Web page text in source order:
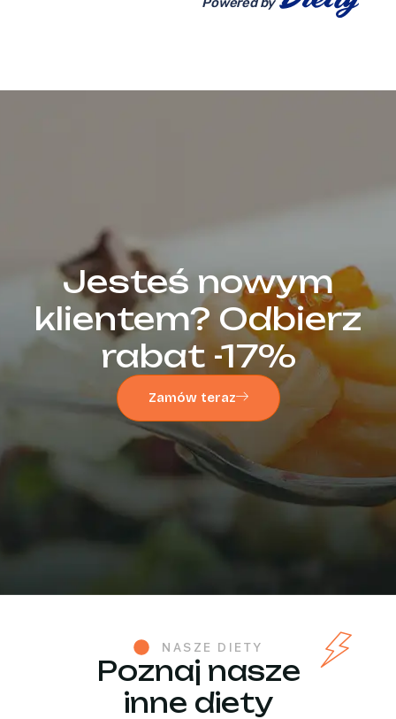
Jesteś nowym
klientem? Odbierz
rabat -17%
Zamów teraz
NASZE DIETY
Poznaj nasze
inne diety